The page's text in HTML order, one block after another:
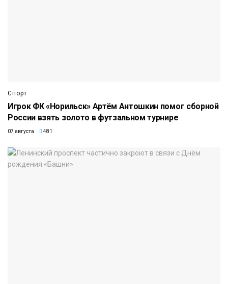
Спорт
Игрок ФК «Норильск» Артём Антошкин помог сборной
России взять золото в футзальном турнире
07 августа 481